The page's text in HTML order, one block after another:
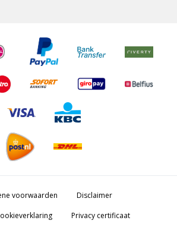
voorwaarden
Disclaimer
Privacy certificaat